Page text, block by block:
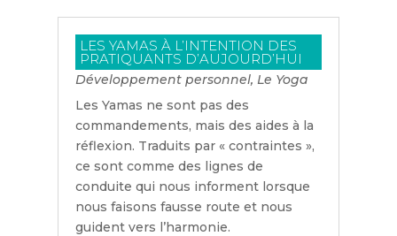
LES YAMAS À L’INTENTION DES
PRATIQUANTS D’AUJOURD’HUI
Développement personnel, Le Yoga
Les Yamas ne sont pas des
commandements, mais des aides à la
réflexion. Traduits par « contraintes »,
ce sont comme des lignes de
conduite qui nous informent lorsque
nous faisons fausse route et nous
guident vers l’harmonie.